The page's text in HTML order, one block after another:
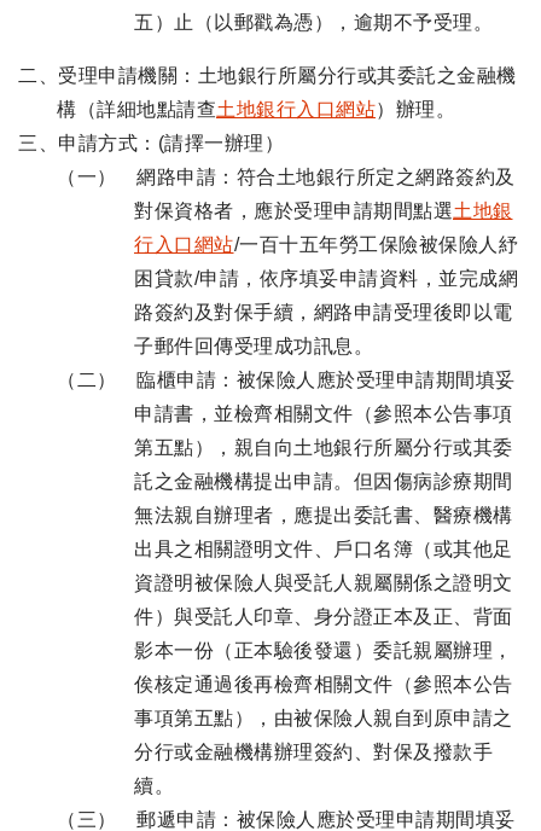
五）止（以郵戳為憑），逾期不予受理。
二、受理申請機關：土地銀行所屬分行或其委託之金融機
構（詳細地點請查土地銀行入口網站）辦理。
三、申請方式：(請擇一辦理）
（一） 網路申請：符合土地銀行所定之網路簽約及
對保資格者，應於受理申請期間點選土地銀
行入口網站/一百十五年勞工保險被保險人紓
困貸款/申請，依序填妥申請資料，並完成網
路簽約及對保手續，網路申請受理後即以電
子郵件回傳受理成功訊息。
（二） 臨櫃申請：被保險人應於受理申請期間填妥
申請書，並檢齊相關文件（參照本公告事項
第五點），親自向土地銀行所屬分行或其委
託之金融機構提出申請。但因傷病診療期間
無法親自辦理者，應提出委託書、醫療機構
出具之相關證明文件、戶口名簿（或其他足
資證明被保險人與受託人親屬關係之證明文
件）與受託人印章、身分證正本及正、背面
影本一份（正本驗後發還）委託親屬辦理，
俟核定通過後再檢齊相關文件（參照本公告
事項第五點），由被保險人親自到原申請之
分行或金融機構辦理簽約、對保及撥款手
續。
（三） 郵遞申請：被保險人應於受理申請期間填妥